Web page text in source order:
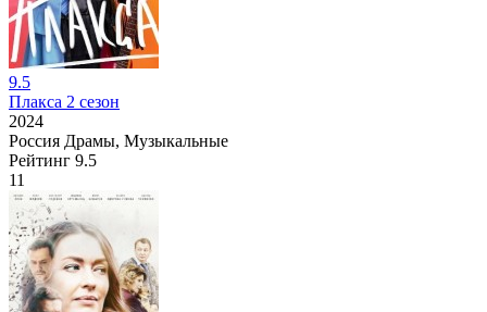
9.5
Плакса 2 сезон
2024
Россия Драмы, Музыкальные
Рейтинг 9.5
11